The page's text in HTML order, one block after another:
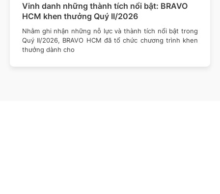
Vinh danh những thành tích nổi bật: BRAVO
HCM khen thưởng Quý II/2026
Nhằm ghi nhận những nỗ lực và thành tích nổi bật trong
Quý II/2026, BRAVO HCM đã tổ chức chương trình khen
thưởng dành cho